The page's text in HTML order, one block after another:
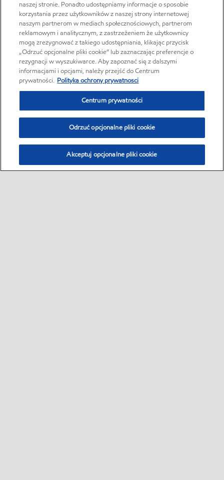
naszej stronie. Ponadto udostępniamy informacje o sposobie
korzystania przez użytkowników z naszej strony internetowej
naszym partnerom w mediach społecznościowych, partnerom
reklamowym i analitycznym, z zastrzeżeniem że użytkownicy
mogą zrezygnować z takiego udostępniania, klikając przycisk
„Odrzuć opcjonalne pliki cookie” lub zaznaczając preferencje o
rezygnacji w wyszukiwarce. Aby zapoznać się z dalszymi
informacjami i opcjami, należy przejść do Centrum
prywatności. Polityka ochrony prywatnosci
Centrum prywatności
Odrzuć opcjonalne pliki cookie
Akceptuj opcjonalne pliki cookie